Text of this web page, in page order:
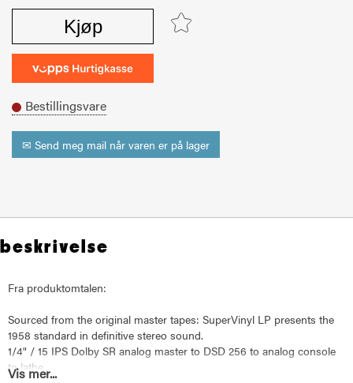
Kjøp
Bestillingsvare
✉ Send meg mail når varen er på lager
beskrivelse
Fra produktomtalen:
Sourced from the original master tapes: SuperVinyl LP presents the
1958 standard in definitive stereo sound.
1/4" / 15 IPS Dolby SR analog master to DSD 256 to analog console
to lathe.
Vis mer...